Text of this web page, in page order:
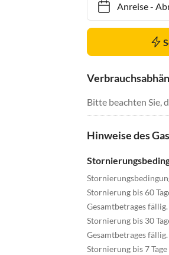
Anreise-
Bitte beachten Sie,
Hinweise des
Stornierung bis 60
Gesamtbetrages fällig.
Stornierung bis 30
Gesamtbetrages fällig.
Stornierung bis 7